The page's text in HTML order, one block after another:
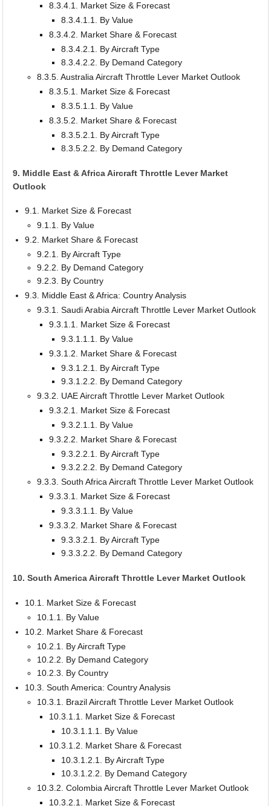
8.3.4.1. Market Size & Forecast
8.3.4.1.1. By Value
8.3.4.2. Market Share & Forecast
8.3.4.2.1. By Aircraft Type
8.3.4.2.2. By Demand Category
8.3.5. Australia Aircraft Throttle Lever Market Outlook
8.3.5.1. Market Size & Forecast
8.3.5.1.1. By Value
8.3.5.2. Market Share & Forecast
8.3.5.2.1. By Aircraft Type
8.3.5.2.2. By Demand Category
9. Middle East & Africa Aircraft Throttle Lever Market
Outlook
9.1. Market Size & Forecast
9.1.1. By Value
9.2. Market Share & Forecast
9.2.1. By Aircraft Type
9.2.2. By Demand Category
9.2.3. By Country
9.3. Middle East & Africa: Country Analysis
9.3.1. Saudi Arabia Aircraft Throttle Lever Market Outlook
9.3.1.1. Market Size & Forecast
9.3.1.1.1. By Value
9.3.1.2. Market Share & Forecast
9.3.1.2.1. By Aircraft Type
9.3.1.2.2. By Demand Category
9.3.2. UAE Aircraft Throttle Lever Market Outlook
9.3.2.1. Market Size & Forecast
9.3.2.1.1. By Value
9.3.2.2. Market Share & Forecast
9.3.2.2.1. By Aircraft Type
9.3.2.2.2. By Demand Category
9.3.3. South Africa Aircraft Throttle Lever Market Outlook
9.3.3.1. Market Size & Forecast
9.3.3.1.1. By Value
9.3.3.2. Market Share & Forecast
9.3.3.2.1. By Aircraft Type
9.3.3.2.2. By Demand Category
10. South America Aircraft Throttle Lever Market Outlook
10.1. Market Size & Forecast
10.1.1. By Value
10.2. Market Share & Forecast
10.2.1. By Aircraft Type
10.2.2. By Demand Category
10.2.3. By Country
10.3. South America: Country Analysis
10.3.1. Brazil Aircraft Throttle Lever Market Outlook
10.3.1.1. Market Size & Forecast
10.3.1.1.1. By Value
10.3.1.2. Market Share & Forecast
10.3.1.2.1. By Aircraft Type
10.3.1.2.2. By Demand Category
10.3.2. Colombia Aircraft Throttle Lever Market Outlook
10.3.2.1. Market Size & Forecast